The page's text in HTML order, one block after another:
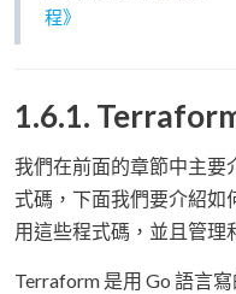
程》
1.6.1.
我們在前面的章節中主要
式碼，下面我們要介紹如
用這些程式碼，並且管理
Terraform 是用 Go 語言